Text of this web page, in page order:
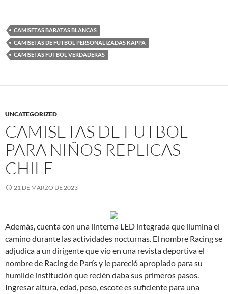
CAMISETAS BARATAS BLANCAS
CAMISETAS DE FUTBOL PERSONALIZADAS KAPPA
CAMISETAS FUTBOL VERDADERAS
UNCATEGORIZED
CAMISETAS DE FUTBOL
PARA NIÑOS REPLICAS
CHILE
21 DE MARZO DE 2023
Además, cuenta con una linterna LED integrada que ilumina el
camino durante las actividades nocturnas. El nombre Racing se
adjudica a un dirigente que vio en una revista deportiva el
nombre de Racing de París y le pareció apropiado para su
humilde institución que recién daba sus primeros pasos.
Ingresar altura, edad, peso, escote es suficiente para una